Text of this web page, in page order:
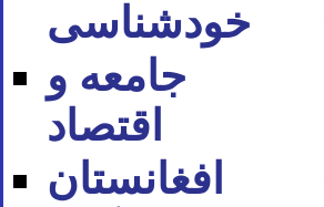
خودشناسی
جامعه و
اقتصاد
افغانستان